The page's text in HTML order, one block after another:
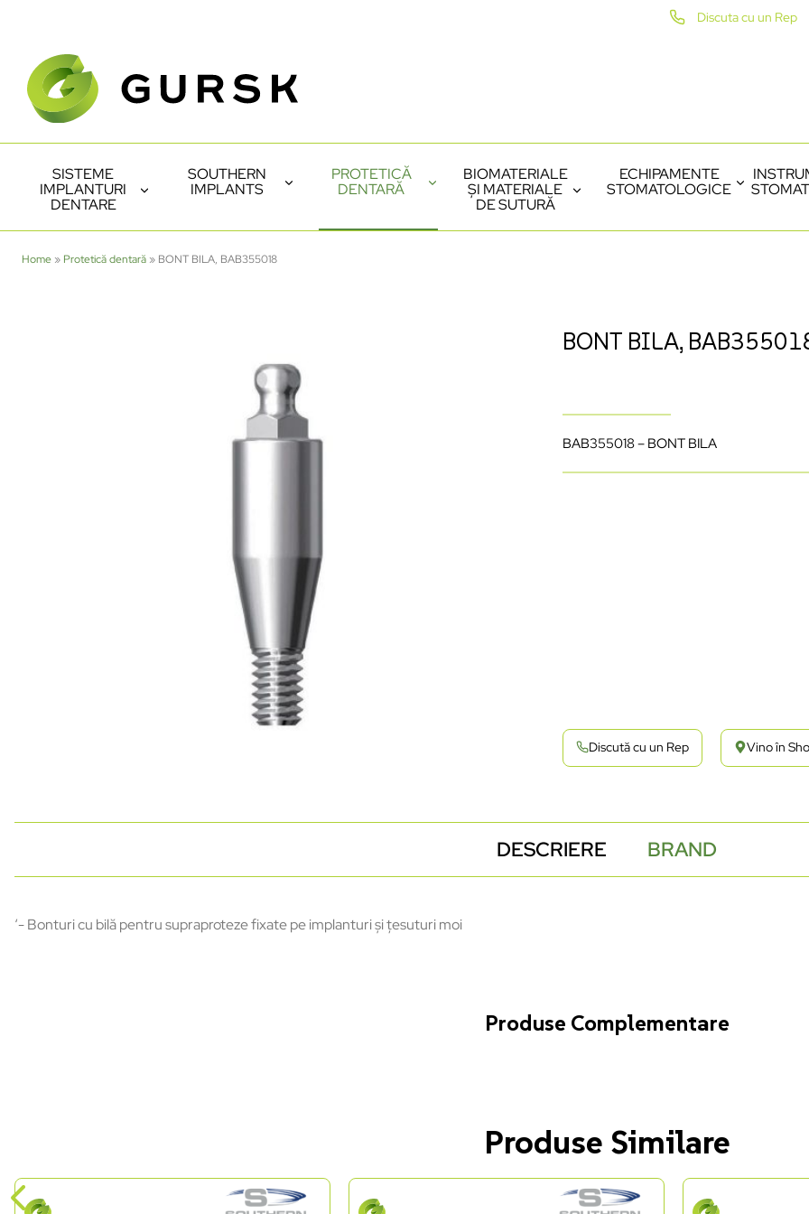
Discuta cu un Rep
SISTEME
IMPLANTURI
DENTARE
SOUTHERN
IMPLANTS
PROTETICĂ
DENTARĂ
BIOMATERIALE
ȘI MATERIALE
DE SUTURĂ
ECHIPAMENTE
STOMATOLOGICE
Home » Protetică dentară » BONT BILA, BAB355018
BONT BILA,
BAB355018 – BONT BILA
Discută cu un Rep Vino în
DESCRIERE BRAND
‘- Bonturi cu bilă pentru supraproteze fixate pe implanturi și țesuturi moi
Produse Complementare
Produse Similare